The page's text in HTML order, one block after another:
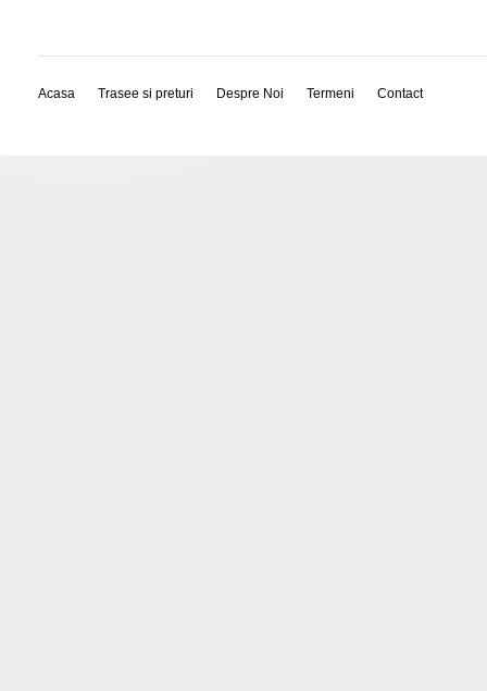
Acasa Trasee si preturi Despre Noi Termeni Contact